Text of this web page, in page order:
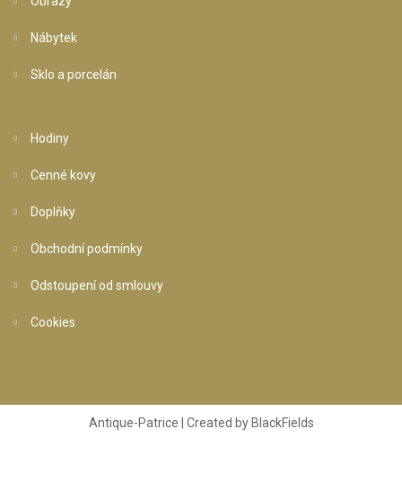
Nábytek
Sklo a porcelán
Hodiny
Cenné kovy
Doplňky
Obchodní podmínky
Odstoupení od smlouvy
Cookies
Antique-Patrice | Created by BlackFields